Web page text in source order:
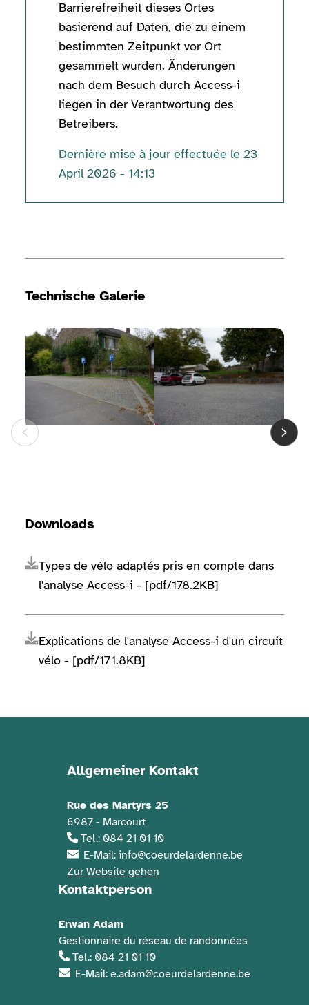
Barrierefreiheit dieses Ortes
basierend auf Daten, die zu einem
bestimmten Zeitpunkt vor Ort
gesammelt wurden. Änderungen
nach dem Besuch durch Access-i
liegen in der Verantwortung des
Betreibers.
Dernière mise à jour effectuée le 23
April 2026 - 14:13
Technische Galerie
Bildergalerie ansehen Bildergalerie ansehen
Downloads
Types de vélo adaptés pris en compte dans
l'analyse Access-i - [pdf/178.2KB]
Explications de l'analyse Access-i d'un circuit
vélo - [pdf/171.8KB]
Kontaktinformationen
Allgemeiner Kontakt
Rue des Martyrs 25
6987 - Marcourt
Tel.: 084 21 01 10
E-Mail: info@coeurdelardenne.be
Zur Website gehen
Kontaktperson
Erwan Adam
Gestionnaire du réseau de randonnées
Tel.: 084 21 01 10
E-Mail: e.adam@coeurdelardenne.be